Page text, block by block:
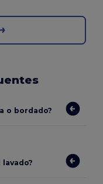
o bordado?